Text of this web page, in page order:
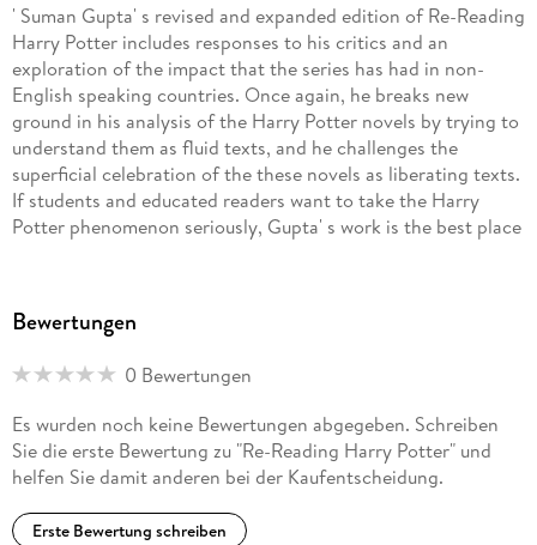
(2008), and editor of six books, recently
The Cultural Discourses of Economic Migration
(with Tope Omoniyi, 2007).
' Suman Gupta' s revised and expanded edition of Re-Reading
Harry Potter includes responses to his critics and an
exploration of the impact that the series has had in non-
English speaking countries. Once again, he breaks new
ground in his analysis of the Harry Potter novels by trying to
understand them as fluid texts, and he challenges the
superficial celebration of the these novels as liberating texts.
If students and educated readers want to take the Harry
Potter phenomenon seriously, Gupta' s work is the best place
Bewertungen
0 Bewertungen
Es wurden noch keine Bewertungen abgegeben. Schreiben
Sie die erste Bewertung zu "Re-Reading Harry Potter" und
helfen Sie damit anderen bei der Kaufentscheidung.
Erste Bewertung schreiben